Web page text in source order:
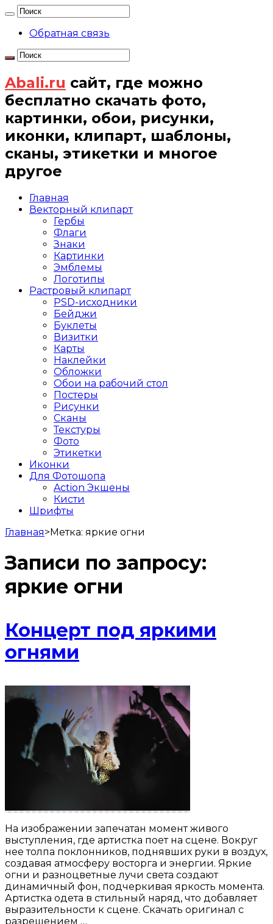
Обратная связь
Abali.ru сайт, где можно
бесплатно скачать фото,
картинки, обои, рисунки,
иконки, клипарт, шаблоны,
сканы, этикетки и многое
другое
Главная
Векторный клипарт
Гербы
Флаги
Знаки
Картинки
Эмблемы
Логотипы
Растровый клипарт
PSD-исходники
Бейджи
Буклеты
Визитки
Карты
Наклейки
Обложки
Обои на рабочий стол
Постеры
Рисунки
Сканы
Текстуры
Фото
Этикетки
Иконки
Для Фотошопа
Action Экшены
Кисти
Шрифты
Главная>Метка: яркие огни
Записи по запросу:
яркие огни
Концерт под яркими
огнями
На изображении запечатан момент живого
выступления, где артистка поет на сцене. Вокруг
нее толпа поклонников, поднявших руки в воздух,
создавая атмосферу восторга и энергии. Яркие
огни и разноцветные лучи света создают
динамичный фон, подчеркивая яркость момента.
Артистка одета в стильный наряд, что добавляет
выразительности к сцене. Скачать оригинал с
разрешением …